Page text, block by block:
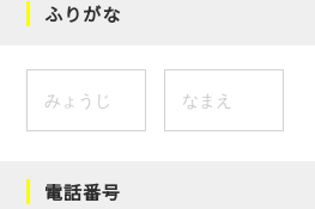
ふりがな
電話番号